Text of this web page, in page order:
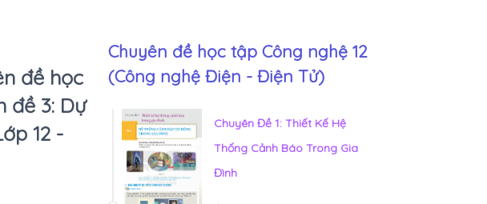
đề học
đề 3: Dự
12 -
Chuyên đề học tập Công nghệ 12
(Công nghệ Điện - Điện Tử)
Chuyên Đề 1: Thiết Kế Hệ
Thống Cảnh Báo Trong Gia
Đình